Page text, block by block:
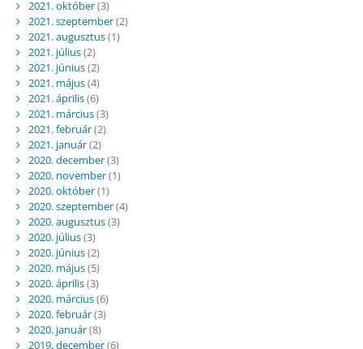
2021. október(3)
2021. szeptember(2)
2021. augusztus(1)
2021. július(2)
2021. június(2)
2021. május(4)
2021. április(6)
2021. március(3)
2021. február(2)
2021. január(2)
2020. december(3)
2020. november(1)
2020. október(1)
2020. szeptember(4)
2020. augusztus(3)
2020. július(3)
2020. június(2)
2020. május(5)
2020. április(3)
2020. március(6)
2020. február(3)
2020. január(8)
2019. december(6)